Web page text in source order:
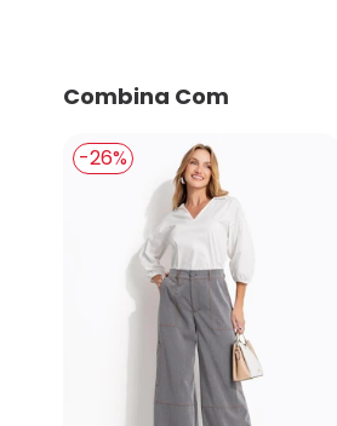
Combina Com
-26%